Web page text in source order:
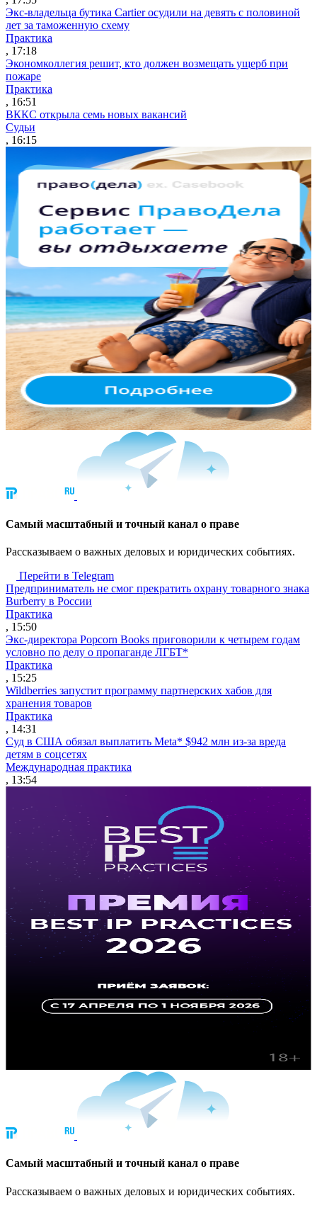
Экс-владельца бутика Cartier осудили на девять с половиной
лет за таможенную схему
Практика
, 17:18
Экономколлегия решит, кто должен возмещать ущерб при
пожаре
Практика
, 16:51
ВККС открыла семь новых вакансий
Судьи
, 16:15
Cамый масштабный и точный канал о праве
Рассказываем о важных деловых и юридических событиях.
Перейти в Telegram
Предприниматель не смог прекратить охрану товарного знака
Burberry в России
Практика
, 15:50
Экс-директора Popcorn Books приговорили к четырем годам
условно по делу о пропаганде ЛГБТ*
Практика
, 15:25
Wildberries запустит программу партнерских хабов для
хранения товаров
Практика
, 14:31
Суд в США обязал выплатить Meta* $942 млн из-за вреда
детям в соцсетях
Международная практика
, 13:54
Cамый масштабный и точный канал о праве
Рассказываем о важных деловых и юридических событиях.